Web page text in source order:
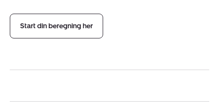
Start din beregning her